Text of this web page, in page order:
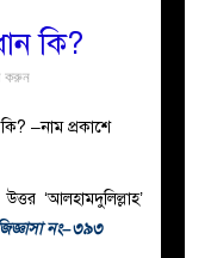
কি?
করুন
–নাম প্রকাশে
‘আলহামদুলিল্লাহ’
নং–৩৯৩